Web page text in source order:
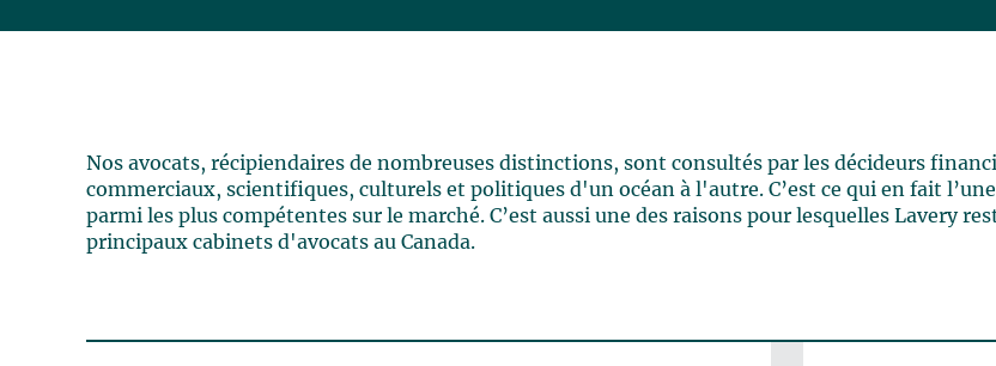
Nos avocats, récipiendaires de nombreuses distinctions, sont consultés par les décideurs
commerciaux, scientifiques, culturels et politiques d'un océan à l'autre. C’est ce qui en fait
parmi les plus compétentes sur le marché. C’est aussi une des raisons pour lesquelles Lavery
principaux cabinets d'avocats au Canada.